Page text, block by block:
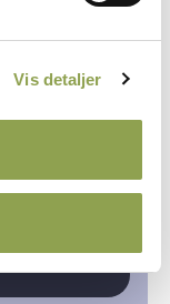
Vis detaljer